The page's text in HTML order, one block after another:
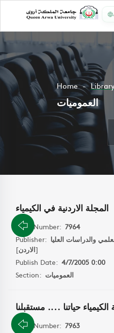
Home
العموميات
المجلة الاردنية في الكيمياء
Book Number: 7964
Publisher: والدراسات العليا
[الاردن]
Publish Date: 4/7/2005 0:00
Section: العموميات
حياتنا .... مستقبلنا
Book Number: 7963